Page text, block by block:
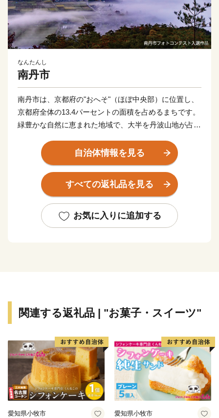
なんたんし
南丹市
南丹市は、京都府の"おへそ"（ほぼ中央部）に位置し、
京都府全体の13.4パーセントの面積を占めるまちです。
緑豊かな自然に恵まれた地域で、大半を丹波山地が占め
ぶきの里」は日本の原風景に出会える場所として人気
で、かやぶき民家が立ち並ぶ地域は国の重要伝統的建造
物群保存地区に選定されており、新緑や雪など四季折々
に変化する景観で訪れる人々を癒してくれます。京都の
生産しているほか、木工や焼き物等の工芸作家が拠点を
構える「ものづくり」のまち、南丹市。ふるさと納税を
自治体情報を見る
すべての返礼品を見る
お気に入りに追加する
関連する返礼品 | "お菓子・スイーツ"
愛知県小牧市 愛知県小牧市